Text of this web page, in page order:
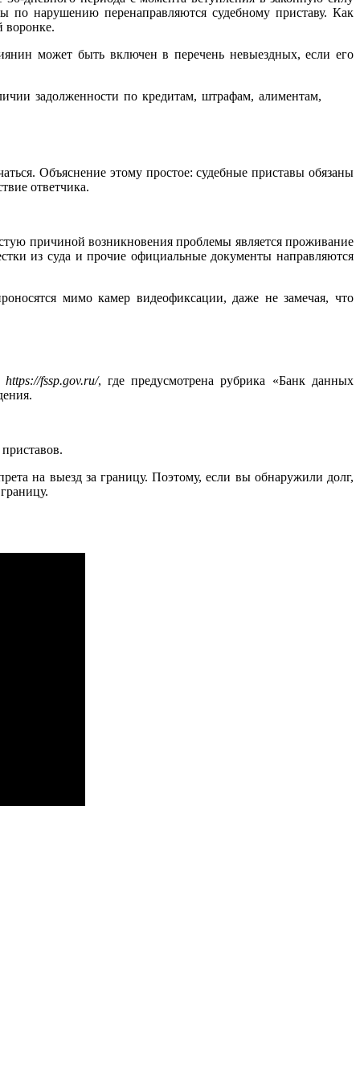
по нарушению перенаправляются судебному приставу. Как
воронке.
может быть включен в перечень невыездных, если его
задолженности по кредитам, штрафам, алиментам,
Объяснение этому простое: судебные приставы обязаны
ответчика.
причиной возникновения проблемы является проживание
из суда и прочие официальные документы направляются
мимо камер видеофиксации, даже не замечая, что
https://fssp.gov.ru/, где предусмотрена рубрика «Банк данных
на выезд за границу. Поэтому, если вы обнаружили долг,